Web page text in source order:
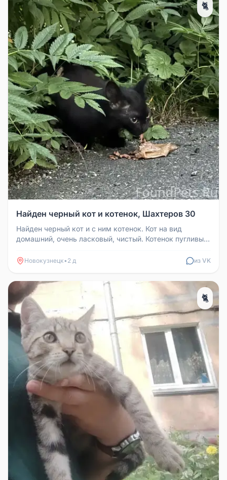
🐈
Найден черный кот и котенок, Шахтеров 30
Найден черный кот и с ним котенок. Кот на вид
домашний, очень ласковый, чистый. Котенок пугливый,
Новокузнецк• 2 д из VK
🐈